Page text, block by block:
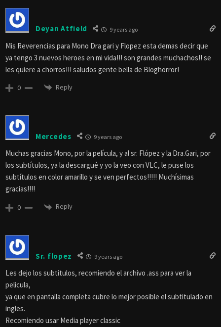
Deyan Atfield 9 years ago
Mis Reverencias para Mono Dra gari y Flopez esta demas decir que
ya tengo 3 nuevos heroes en mi vida!!! son grandes muchachos!! se
les quiere a chorros!!! saludos gente bella de Bloghorror!
0 Reply
Mercedes 9 years ago
Muchas gracias Mono, por la película, y al sr. Flópez y la Dra.Gari, por
los subtítulos, ya la descargué y yo la veo con VLC, le puse los
subtítulos en color amarillo y se ven perfectos!!!!! Muchísimas
gracias!!!!
0 Reply
Sr. flopez 9 years ago
Les dejo los subtitulos, recomiendo el archivo .ass para ver la
pelicula,
ya que en pantalla completa cubre lo mejor posible el subtitulado en
ingles.
Recomiendo usar Media player classic